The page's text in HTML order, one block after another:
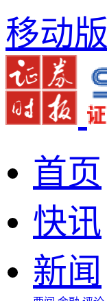
移动版
首页
快讯
新闻